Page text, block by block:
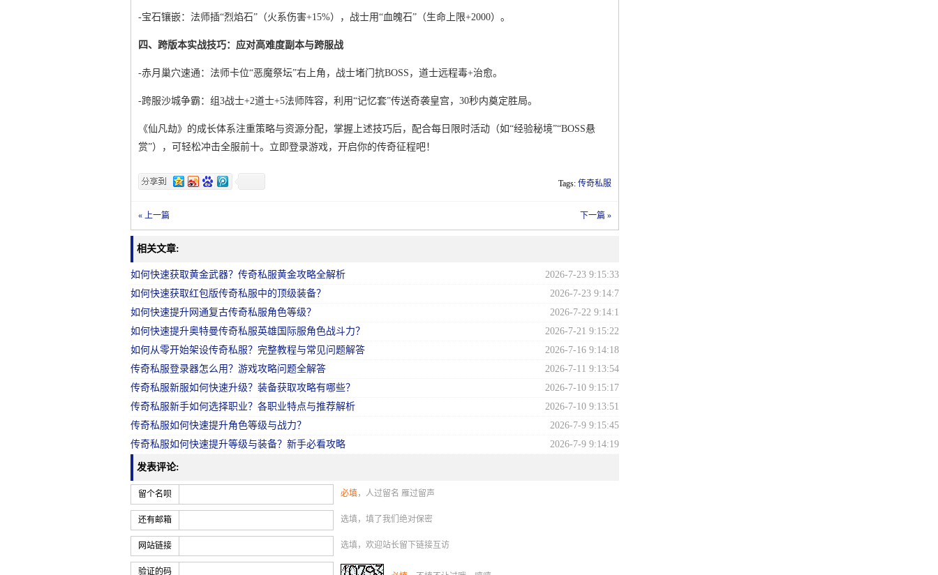
-宝石镶嵌：法师插“烈焰石”（火系伤害+15%），战士用“血魄石”（生命上限+2000）。
四、跨版本实战技巧：应对高难度副本与跨服战
-赤月巢穴速通：法师卡位“恶魔祭坛”右上角，战士堵门抗BOSS，道士远程毒+治愈。
-跨服沙城争霸：组3战士+2道士+5法师阵容，利用“记忆套”传送奇袭皇宫，30秒内奠定胜局。
《仙凡劫》的成长体系注重策略与资源分配，掌握上述技巧后，配合每日限时活动（如“经验秘境”“BOSS悬
赏”），可轻松冲击全服前十。立即登录游戏，开启你的传奇征程吧！
Tags: 传奇私服
« 上一篇 下一篇 »
相关文章:
如何快速获取黄金武器？传奇私服黄金攻略全解析
2026-7-23 9:15:33
如何快速获取红包版传奇私服中的顶级装备？
2026-7-23 9:14:7
如何快速提升网通复古传奇私服角色等级？
2026-7-22 9:14:1
如何快速提升奥特曼传奇私服英雄国际服角色战斗力？
2026-7-21 9:15:22
如何从零开始架设传奇私服？完整教程与常见问题解答
2026-7-16 9:14:18
传奇私服登录器怎么用？游戏攻略问题全解答
2026-7-11 9:13:54
传奇私服新服如何快速升级？装备获取攻略有哪些？
2026-7-10 9:15:17
传奇私服新手如何选择职业？各职业特点与推荐解析
2026-7-10 9:13:51
传奇私服如何快速提升角色等级与战力？
2026-7-9 9:15:45
传奇私服如何快速提升等级与装备？新手必看攻略
2026-7-9 9:14:19
发表评论:
留个名呗 必填，人过留名 雁过留声
还有邮箱 选填，填了我们绝对保密
网站链接 选填，欢迎站长留下链接互访
验证的码